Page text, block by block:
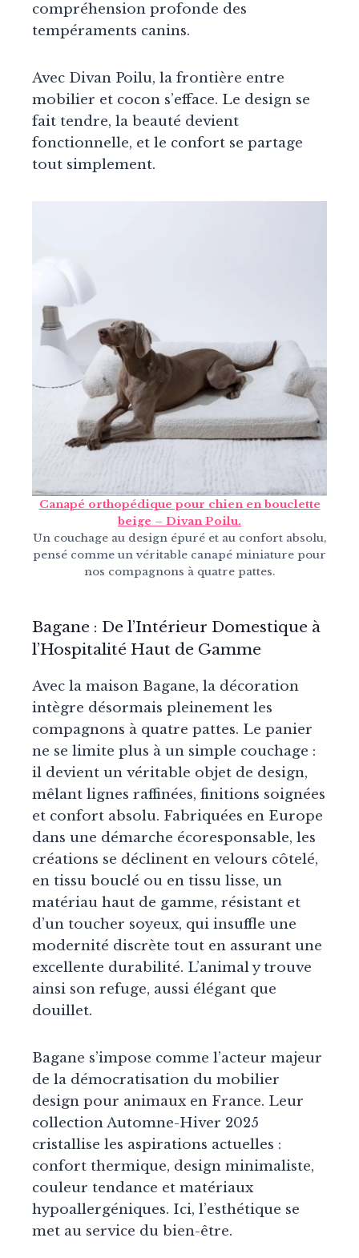
compréhension profonde des
tempéraments canins.
Avec Divan Poilu, la frontière entre
mobilier et cocon s’efface. Le design se
fait tendre, la beauté devient
fonctionnelle, et le confort se partage
tout simplement.
Canapé orthopédique pour chien en bouclette
beige – Divan Poilu.
Un couchage au design épuré et au confort absolu,
pensé comme un véritable canapé miniature pour
nos compagnons à quatre pattes.
Bagane : De l’Intérieur Domestique à
l’Hospitalité Haut de Gamme
Avec la maison Bagane, la décoration
intègre désormais pleinement les
compagnons à quatre pattes. Le panier
ne se limite plus à un simple couchage :
il devient un véritable objet de design,
mêlant lignes raffinées, finitions soignées
et confort absolu. Fabriquées en Europe
dans une démarche écoresponsable, les
créations se déclinent en velours côtelé,
en tissu bouclé ou en tissu lisse, un
matériau haut de gamme, résistant et
d’un toucher soyeux, qui insuffle une
modernité discrète tout en assurant une
excellente durabilité. L’animal y trouve
ainsi son refuge, aussi élégant que
douillet.
Bagane s’impose comme l’acteur majeur
de la démocratisation du mobilier
design pour animaux en France. Leur
collection Automne-Hiver 2025
cristallise les aspirations actuelles :
confort thermique, design minimaliste,
couleur tendance et matériaux
hypoallergéniques. Ici, l’esthétique se
met au service du bien-être.